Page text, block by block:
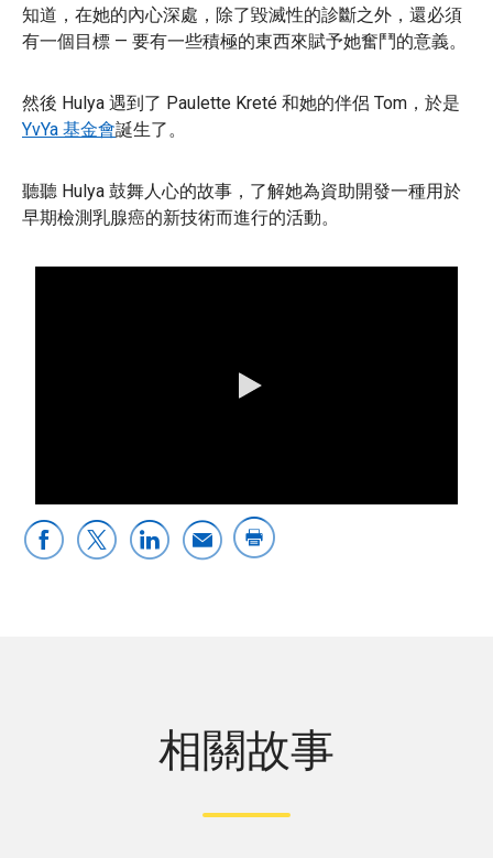
知道，在她的內心深處，除了毀滅性的診斷之外，還必須
有一個目標 — 要有一些積極的東西來賦予她奮鬥的意義。
然後 Hulya 遇到了 Paulette Kreté 和她的伴侶 Tom，於是
YvYa 基金會誕生了。
聽聽 Hulya 鼓舞人心的故事，了解她為資助開發一種用於
早期檢測乳腺癌的新技術而進行的活動。
相關故事